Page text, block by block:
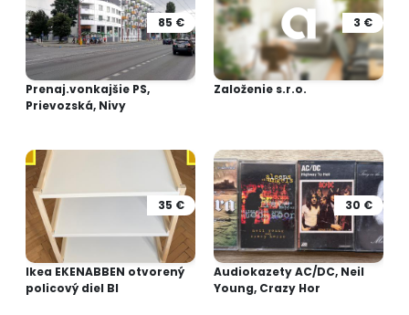
85 €
Prenaj.vonkajšie PS,
Prievozská, Nivy
3 €
Založenie s.r.o.
35 €
Ikea EKENABBEN otvorený
policový diel BI
30 €
Audiokazety AC/DC, Neil
Young, Crazy Hor